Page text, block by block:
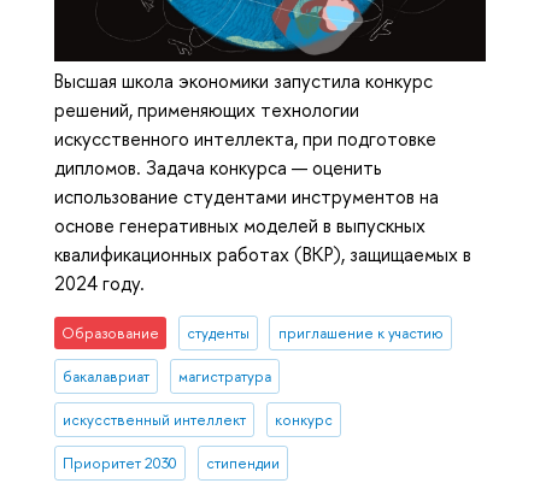
Высшая школа экономики запустила конкурс
решений, применяющих технологии
искусственного интеллекта, при подготовке
дипломов. Задача конкурса — оценить
использование студентами инструментов на
основе генеративных моделей в выпускных
квалификационных работах (ВКР), защищаемых в
2024 году.
Образование студенты приглашение к участию
бакалавриат магистратура
искусственный интеллект конкурс
Приоритет 2030 стипендии